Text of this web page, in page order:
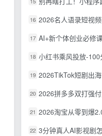
16 2026名人语录短视频赛道全攻略；从文案撰写到
17 AI+新个体创业必修课｜道法术器｜商业逻辑·小红书
18 小红书乘风投放-100分钟实操课｜开户返点·标准投搭
19 2026TikTok短剧出海实战课：IAA广告分账×IAP付费
20 2026拼多多双打强付费全攻略-62期；成本推广加托管双
21 2026淘宝从零到爆2.0第85期；主推款五项高权重初
22 3分钟真人AI影视剧怎么做？SD 2.0手把手完整制